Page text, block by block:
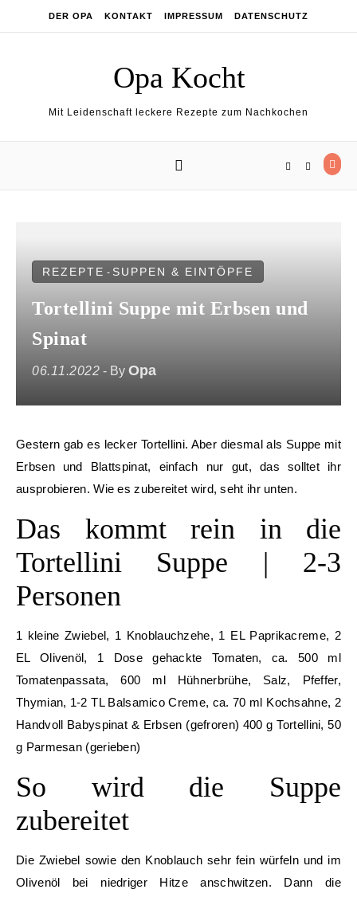
DER OPA KONTAKT IMPRESSUM DATENSCHUTZ
Opa Kocht
Mit Leidenschaft leckere Rezepte zum Nachkochen
REZEPTE - SUPPEN & EINTÖPFE
Tortellini Suppe mit Erbsen und
Spinat
06.11.2022 - By Opa
Gestern gab es lecker Tortellini. Aber diesmal als Suppe mit
Erbsen und Blattspinat, einfach nur gut, das solltet ihr
ausprobieren. Wie es zubereitet wird, seht ihr unten.
Das kommt rein in die
Tortellini Suppe | 2-3
Personen
1 kleine Zwiebel, 1 Knoblauchzehe, 1 EL Paprikacreme, 2
EL Olivenöl, 1 Dose gehackte Tomaten, ca. 500 ml
Tomatenpassata, 600 ml Hühnerbrühe, Salz, Pfeffer,
Thymian, 1-2 TL Balsamico Creme, ca. 70 ml Kochsahne, 2
Handvoll Babyspinat & Erbsen (gefroren) 400 g Tortellini, 50
g Parmesan (gerieben)
So wird die Suppe
zubereitet
Die Zwiebel sowie den Knoblauch sehr fein würfeln und im
Olivenöl bei niedriger Hitze anschwitzen. Dann die